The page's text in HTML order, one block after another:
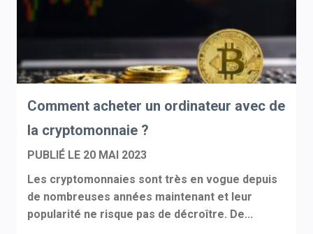
Comment acheter un ordinateur avec de
la cryptomonnaie ?
PUBLIÉ LE 20 MAI 2023
Les cryptomonnaies sont très en vogue depuis
de nombreuses années maintenant et leur
popularité ne risque pas de décroître. De...